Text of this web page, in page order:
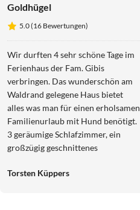
Goldhügel
5.0 (16 Bewertungen)
Wir durften 4 sehr schöne Tage im
Ferienhaus der Fam. Gibis
verbringen. Das wunderschön am
Waldrand gelegene Haus bietet
alles was man für einen erholsamen
Familienurlaub mit Hund benötigt.
3 geräumige Schlafzimmer, ein
großzügig geschnittenes
Badewanne sowie einer separaten
Torsten Küppers